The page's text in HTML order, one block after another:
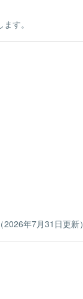
す。
年7月31日更新）